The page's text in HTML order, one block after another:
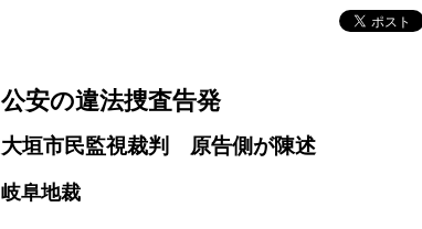
公安の違法捜査告発
大垣市民監視裁判 原告側が陳述
岐阜地裁